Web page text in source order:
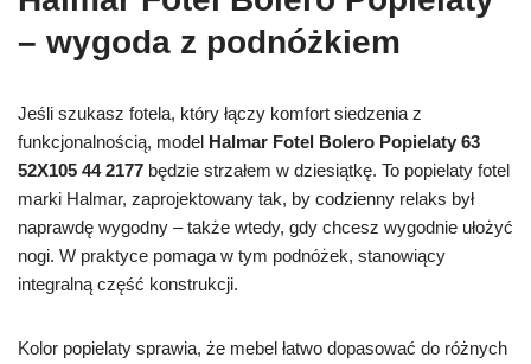
– wygoda z podnóżkiem
Jeśli szukasz fotela, który łączy komfort siedzenia z
funkcjonalnością, model Halmar Fotel Bolero Popielaty 63
52X105 44 2177 będzie strzałem w dziesiątkę. To popielaty fotel
marki Halmar, zaprojektowany tak, by codzienny relaks był
naprawdę wygodny – także wtedy, gdy chcesz wygodnie ułożyć
nogi. W praktyce pomaga w tym podnóżek, stanowiący
integralną część konstrukcji.
Kolor popielaty sprawia, że mebel łatwo dopasować do różnych